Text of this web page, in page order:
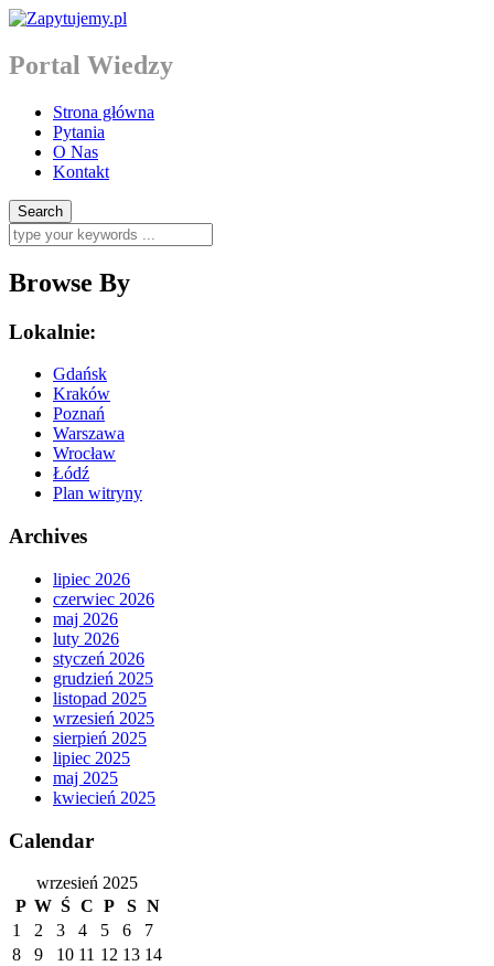
Portal Wiedzy
Strona główna
Pytania
O Nas
Kontakt
Browse By
Lokalnie:
Gdańsk
Kraków
Poznań
Warszawa
Wrocław
Łódź
Plan witryny
Archives
lipiec 2026
czerwiec 2026
maj 2026
luty 2026
styczeń 2026
grudzień 2025
listopad 2025
wrzesień 2025
sierpień 2025
lipiec 2025
maj 2025
kwiecień 2025
Calendar
wrzesień 2025
P W Ś C P S N
1 2 3 4 5 6
7
8
9 10 11 12 13 14